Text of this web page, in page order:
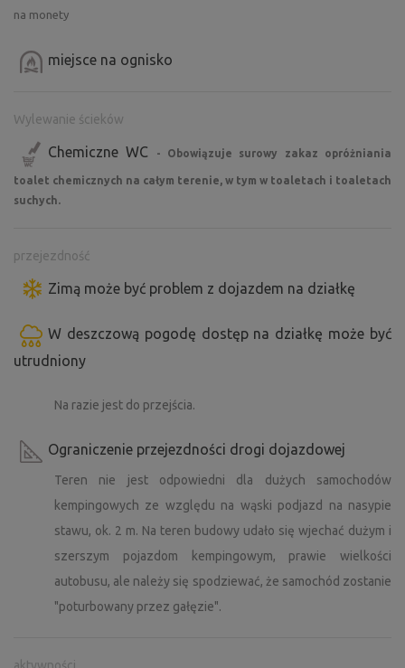
na monety
miejsce na ognisko
Wylewanie ścieków
Chemiczne WC - Obowiązuje surowy zakaz opróżniania
toalet chemicznych na całym terenie, w tym w toaletach i toaletach
suchych.
przejezdność
Zimą może być problem z dojazdem na działkę
W deszczową pogodę dostęp na działkę może być
utrudniony
Na razie jest do przejścia.
Ograniczenie przejezdności drogi dojazdowej
Teren nie jest odpowiedni dla dużych samochodów
kempingowych ze względu na wąski podjazd na nasypie
stawu, ok. 2 m. Na teren budowy udało się wjechać dużym i
szerszym pojazdom kempingowym, prawie wielkości
autobusu, ale należy się spodziewać, że samochód zostanie
"poturbowany przez gałęzie".